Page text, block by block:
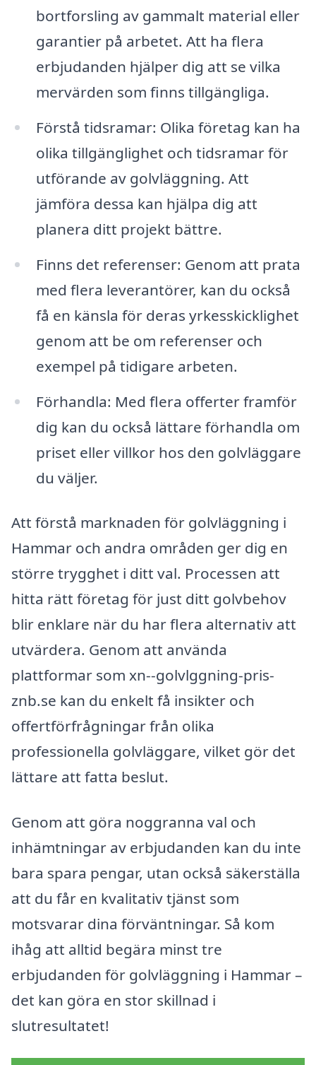
bortforsling av gammalt material eller
garantier på arbetet. Att ha flera
erbjudanden hjälper dig att se vilka
mervärden som finns tillgängliga.
Förstå tidsramar: Olika företag kan ha
olika tillgänglighet och tidsramar för
utförande av golvläggning. Att
jämföra dessa kan hjälpa dig att
planera ditt projekt bättre.
Finns det referenser: Genom att prata
med flera leverantörer, kan du också
få en känsla för deras yrkesskicklighet
genom att be om referenser och
exempel på tidigare arbeten.
Förhandla: Med flera offerter framför
dig kan du också lättare förhandla om
priset eller villkor hos den golvläggare
du väljer.
Att förstå marknaden för golvläggning i
Hammar och andra områden ger dig en
större trygghet i ditt val. Processen att
hitta rätt företag för just ditt golvbehov
blir enklare när du har flera alternativ att
utvärdera. Genom att använda
plattformar som xn--golvlggning-pris-
znb.se kan du enkelt få insikter och
offertförfrågningar från olika
professionella golvläggare, vilket gör det
lättare att fatta beslut.
Genom att göra noggranna val och
inhämtningar av erbjudanden kan du inte
bara spara pengar, utan också säkerställa
att du får en kvalitativ tjänst som
motsvarar dina förväntningar. Så kom
ihåg att alltid begära minst tre
erbjudanden för golvläggning i Hammar –
det kan göra en stor skillnad i
slutresultatet!